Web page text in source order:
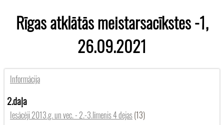
Rīgas atklātās meistarsacīkstes -1,
26.09.2021
Informācija
2.daļa
Iesācēji 2013.g. un vec. - 2.-3.līmenis 4 dejas(13)